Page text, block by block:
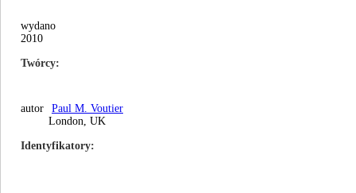
wydano
2010
Twórcy
autor
Paul M. Voutier
London, UK
Identyfikatory